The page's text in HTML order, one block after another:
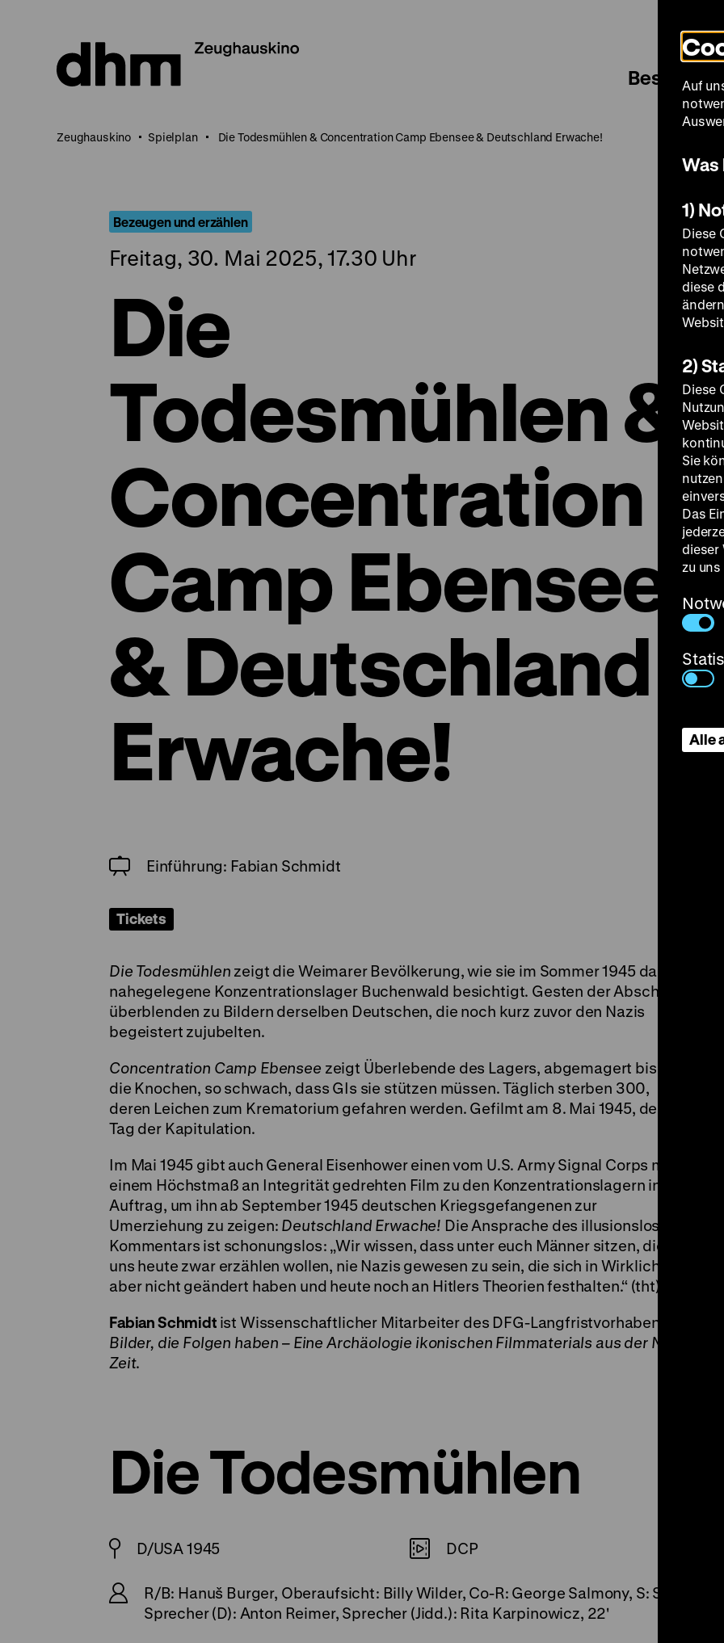
Seiteninhalt
springen
Besuch
Zeughauskino Spielplan Die Todesmühlen & Concentration Camp Ebensee & Deutschland Erwache!
Bezeugen und erzählen
Freitag, 30. Mai 2025, 17.30 Uhr
Die
Todesmühlen &
Concentration
Camp Ebensee
& Deutschland
Erwache!
Einführung: Fabian Schmidt
Tickets
Die Todesmühlen zeigt die Weimarer Bevölkerung, wie sie im Sommer 1945 das
nahegelegene Konzentrationslager Buchenwald besichtigt. Gesten der Abscheu
überblenden zu Bildern derselben Deutschen, die noch kurz zuvor den Nazis
begeistert zujubelten.
Concentration Camp Ebensee zeigt Überlebende des Lagers, abgemagert bis auf
die Knochen, so schwach, dass GIs sie stützen müssen. Täglich sterben 300,
deren Leichen zum Krematorium gefahren werden. Gefilmt am 8. Mai 1945, dem
Tag der Kapitulation.
Im Mai 1945 gibt auch General Eisenhower einen vom U.S. Army Signal Corps mit
einem Höchstmaß an Integrität gedrehten Film zu den Konzentrationslagern in
Auftrag, um ihn ab September 1945 deutschen Kriegsgefangenen zur
Umerziehung zu zeigen: Deutschland Erwache! Die Ansprache des illusionslosen
Kommentars ist schonungslos: „Wir wissen, dass unter euch Männer sitzen, die
uns heute zwar erzählen wollen, nie Nazis gewesen zu sein, die sich in Wirklichkeit
aber nicht geändert haben und heute noch an Hitlers Theorien festhalten.“ (tht)
Fabian Schmidt ist Wissenschaftlicher Mitarbeiter des DFG-Langfristvorhabens
Bilder, die Folgen haben – Eine Archäologie ikonischen Filmmaterials aus der NS-
Zeit.
Die Todesmühlen
D/USA 1945 DCP
R/B: Hanuš Burger, Oberaufsicht: Billy Wilder, Co-R: George Salmony, S: Sam
Sprecher (D): Anton Reimer, Sprecher (Jidd.): Rita Karpinowicz, 22'
Auf
Was
1)
Diese
diese
2)
Diese
Sie
Das
dieser
zu uns
Alle